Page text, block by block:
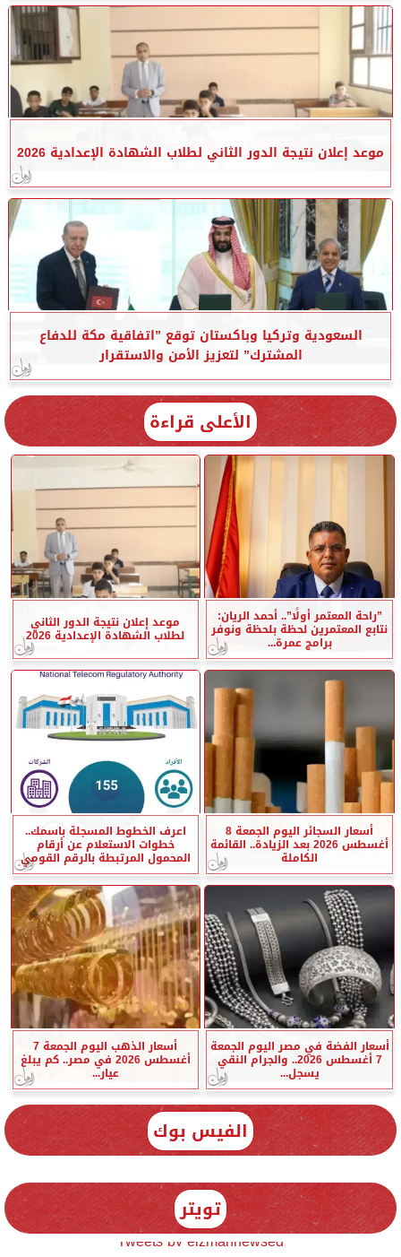
موعد إعلان نتيجة الدور الثاني لطلاب الشهادة الإعدادية 2026
السعودية وتركيا وباكستان توقع ”اتفاقية مكة للدفاع
المشترك” لتعزيز الأمن والاستقرار
الأعلى قراءة
”راحة المعتمر أولًا”.. أحمد الريان:
نتابع المعتمرين لحظة بلحظة ونوفر
برامج عمرة...
موعد إعلان نتيجة الدور الثاني
لطلاب الشهادة الإعدادية 2026
أسعار السجائر اليوم الجمعة 8
أغسطس 2026 بعد الزيادة.. القائمة
الكاملة
اعرف الخطوط المسجلة باسمك..
خطوات الاستعلام عن أرقام
المحمول المرتبطة بالرقم القومي
أسعار الفضة في مصر اليوم الجمعة
7 أغسطس 2026.. والجرام النقي
يسجل...
أسعار الذهب اليوم الجمعة 7
أغسطس 2026 في مصر.. كم يبلغ
عيار...
الفيس بوك
تويتر
Tweets by elzmannewseg